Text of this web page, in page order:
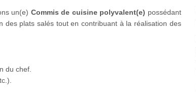
un(e) Commis de cuisine polyvalent(e) possédant
plats salés tout en contribuant à la réalisation des
du chef.